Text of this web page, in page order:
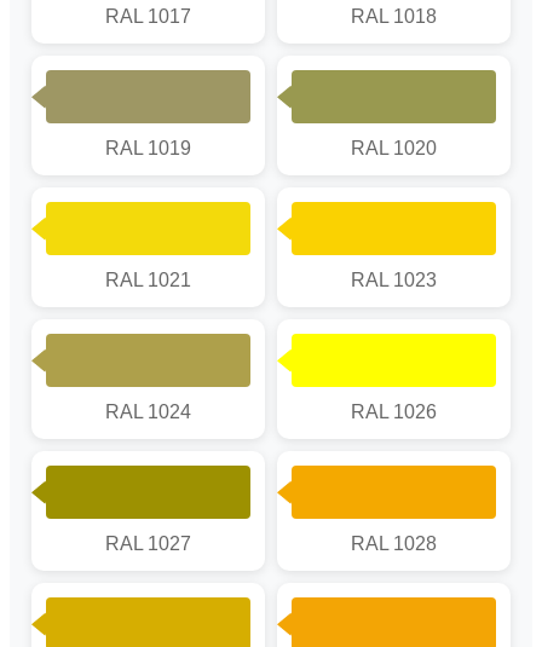
RAL 1017 RAL 1018
RAL 1019 RAL 1020
RAL 1021 RAL 1023
RAL 1024 RAL 1026
RAL 1027 RAL 1028